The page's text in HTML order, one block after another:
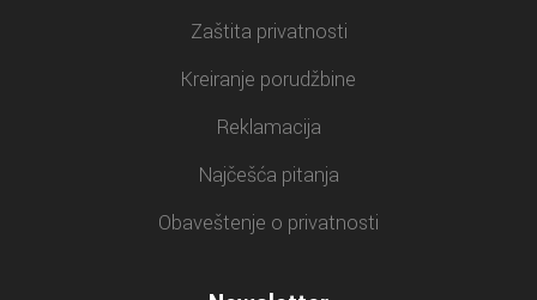
Zaštita privatnosti
Kreiranje porudžbine
Reklamacija
Najčešća pitanja
Obaveštenje o privatnosti